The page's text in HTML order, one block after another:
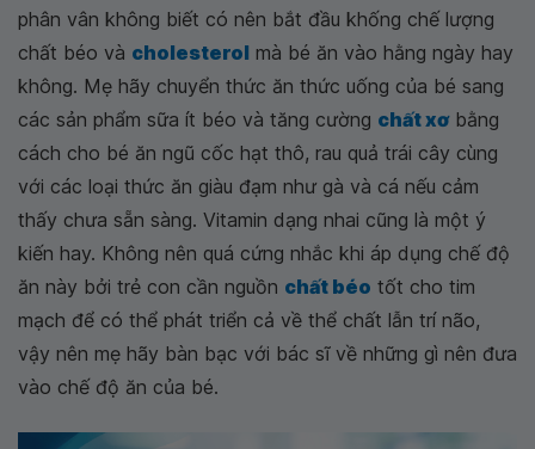
phân vân không biết có nên bắt đầu khống chế lượng
chất béo và cholesterol mà bé ăn vào hằng ngày hay
không. Mẹ hãy chuyển thức ăn thức uống của bé sang
các sản phẩm sữa ít béo và tăng cường chất xơbằng
cách cho bé ăn ngũ cốc hạt thô, rau quả trái cây cùng
với các loại thức ăn giàu đạm như gà và cá nếu cảm
thấy chưa sẵn sàng. Vitamin dạng nhai cũng là một ý
kiến hay. Không nên quá cứng nhắc khi áp dụng chế độ
ăn này bởi trẻ con cần nguồn chất béo tốt cho tim
mạch để có thể phát triển cả về thể chất lẫn trí não,
vậy nên mẹ hãy bàn bạc với bác sĩ về những gì nên đưa
vào chế độ ăn của bé.